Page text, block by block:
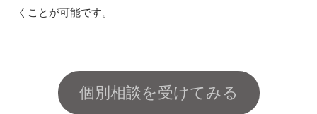
くことが可能です。
個別相談を受けてみる